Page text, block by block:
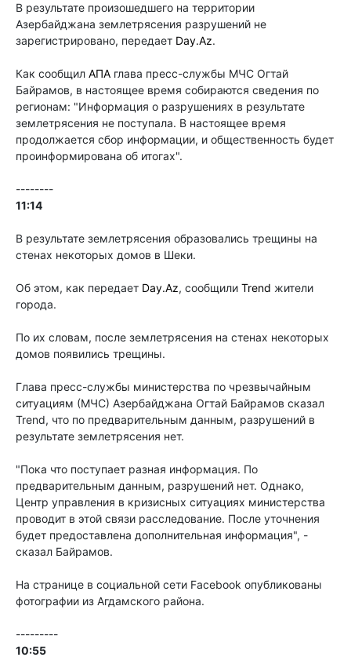
В результате произошедшего на территории
Азербайджана землетрясения разрушений не
зарегистрировано, передает Day.Az.
Как сообщил АПА глава пресс-службы МЧС Огтай
Байрамов, в настоящее время собираются сведения по
регионам: "Информация о разрушениях в результате
землетрясения не поступала. В настоящее время
продолжается сбор информации, и общественность будет
проинформирована об итогах".
--------
11:14
В результате землетрясения образовались трещины на
стенах некоторых домов в Шеки.
Об этом, как передает Day.Az, сообщили Trend жители
города.
По их словам, после землетрясения на стенах некоторых
домов появились трещины.
Глава пресс-службы министерства по чрезвычайным
ситуациям (МЧС) Азербайджана Огтай Байрамов сказал
Trend, что по предварительным данным, разрушений в
результате землетрясения нет.
"Пока что поступает разная информация. По
предварительным данным, разрушений нет. Однако,
Центр управления в кризисных ситуациях министерства
проводит в этой связи расследование. После уточнения
будет предоставлена дополнительная информация", -
сказал Байрамов.
На странице в социальной сети Facebook опубликованы
фотографии из Агдамского района.
---------
10:55